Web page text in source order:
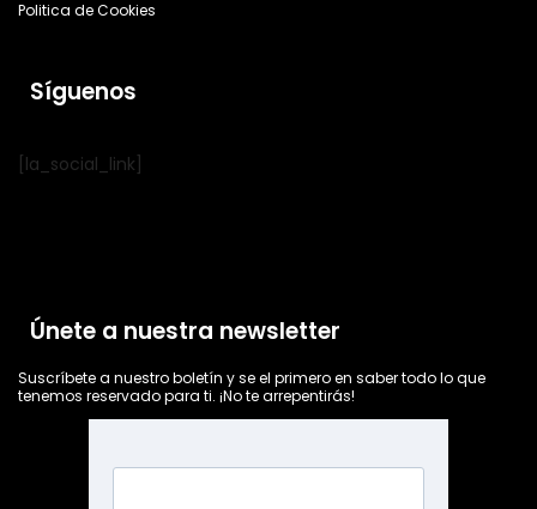
Politica de Cookies
Síguenos
[la_social_link]
Únete a nuestra newsletter
Suscríbete a nuestro boletín y se el primero en saber todo lo que
tenemos reservado para ti. ¡No te arrepentirás!